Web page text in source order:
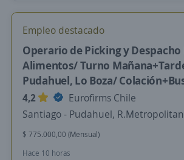
Empleo destacado
Operario de Picking y Despacho
Alimentos/ Turno
Pudahuel, Lo Boza/
4,2
Eurofirms Chile
Santiago - Pudahuel,
$ 775.000,00 (Mensual)
Hace 10 horas